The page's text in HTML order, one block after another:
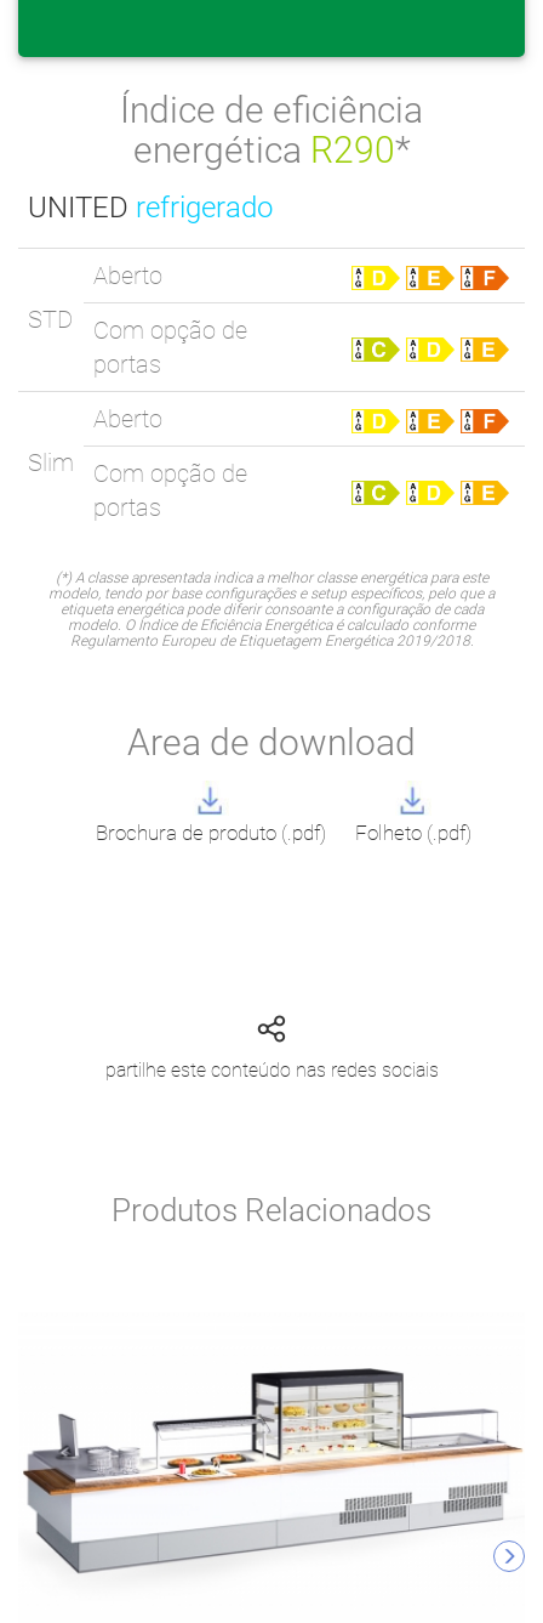
Índice de eficiência
energética R290*
UNITED refrigerado
STD
Aberto
Com opção de
portas
Slim
Aberto
Com opção de
portas
(*) A classe apresentada indica a melhor classe energética para este
modelo, tendo por base configurações e setup específicos, pelo que a
etiqueta energética pode diferir consoante a configuração de cada
modelo. O Índice de Eficiência Energética é calculado conforme
Regulamento Europeu de Etiquetagem Energética 2019/2018.
Area de download
Brochura de produto (.pdf) Folheto (.pdf)
partilhe este conteúdo nas redes sociais
Produtos Relacionados